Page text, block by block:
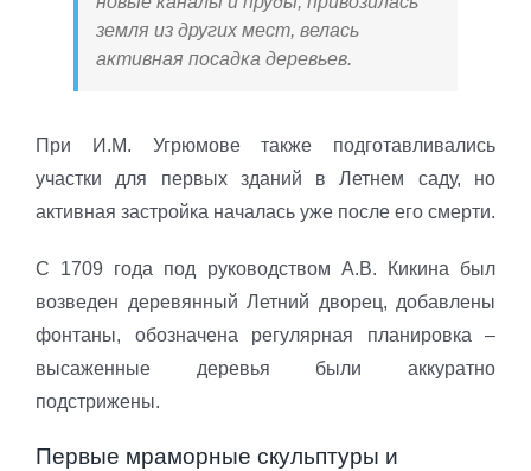
земля из других мест, велась
активная посадка деревьев.
При И.М. Угрюмове также подготавливались
участки для первых зданий в Летнем саду, но
активная застройка началась уже после его смерти.
С 1709 года под руководством А.В. Кикина был
возведен деревянный Летний дворец, добавлены
фонтаны, обозначена регулярная планировка –
высаженные деревья были аккуратно
подстрижены.
Первые мраморные скульптуры и